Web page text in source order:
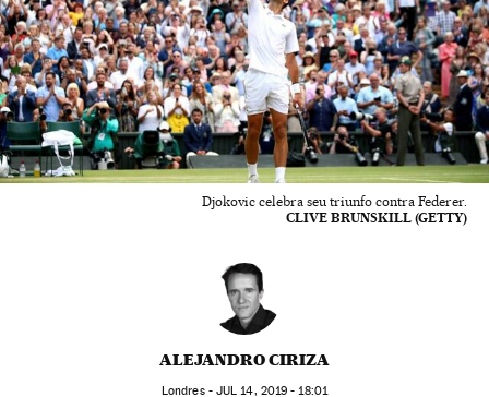
Djokovic celebra seu triunfo contra Federer.
CLIVE BRUNSKILL (GETTY)
ALEJANDRO CIRIZA
Londres - JUL 14, 2019 - 18:01